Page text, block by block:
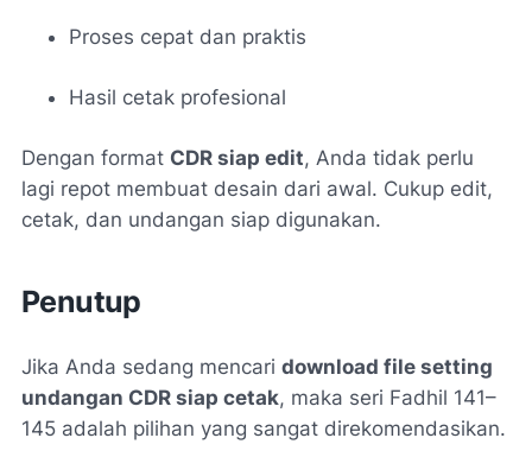
Proses cepat dan praktis
Hasil cetak profesional
Dengan format CDR siap edit, Anda tidak perlu
lagi repot membuat desain dari awal. Cukup edit,
cetak, dan undangan siap digunakan.
Penutup
Jika Anda sedang mencari download file setting
undangan CDR siap cetak, maka seri Fadhil 141–
145 adalah pilihan yang sangat direkomendasikan.